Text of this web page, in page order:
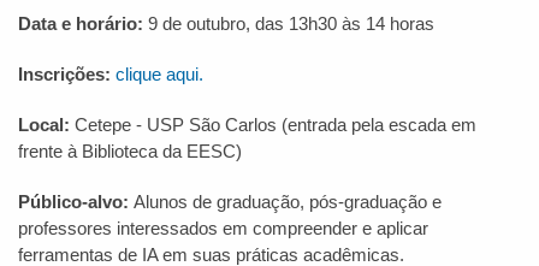
Data e horário: 9 de outubro, das 13h30 às 14 horas
Inscrições: clique aqui.
Local: Cetepe - USP São Carlos (entrada pela escada em
frente à Biblioteca da EESC)
Público-alvo: Alunos de graduação, pós-graduação e
professores interessados em compreender e aplicar
ferramentas de IA em suas práticas acadêmicas.